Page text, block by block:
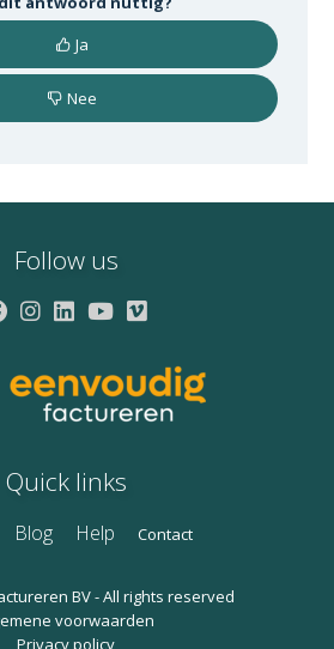
Ja
Nee
Follow us
Quick links
Blog Help Contact
BV - All rights reserved
voorwaarden
Privacy policy